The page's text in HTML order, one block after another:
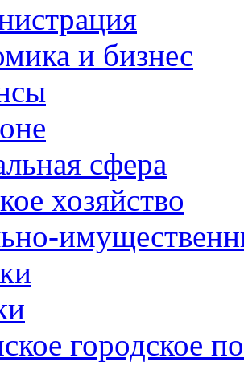
и бизнес
сфера
хозяйство
городское